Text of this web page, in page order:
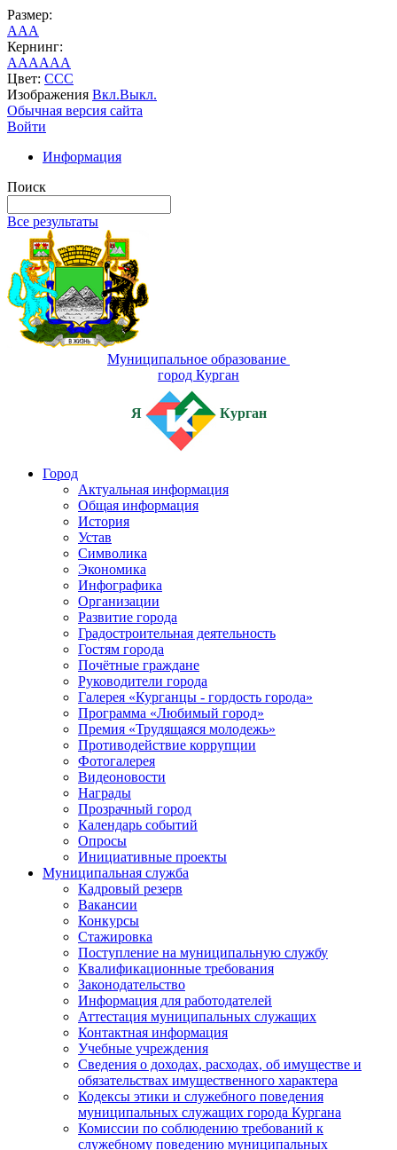
Размер:
AAA
Кернинг:
AAAAAA
Цвет: CCC
Изображения Вкл.Выкл.
Обычная версия сайта
Войти
Информация
Поиск
Все результаты
Муниципальное образование
город Курган
Я Курган
Город
Актуальная информация
Общая информация
История
Устав
Символика
Экономика
Инфографика
Организации
Развитие города
Градостроительная деятельность
Гостям города
Почётные граждане
Руководители города
Галерея «Курганцы - гордость города»
Программа «Любимый город»
Премия «Трудящаяся молодежь»
Противодействие коррупции
Фотогалерея
Видеоновости
Награды
Прозрачный город
Календарь событий
Опросы
Инициативные проекты
Муниципальная служба
Кадровый резерв
Вакансии
Конкурсы
Стажировка
Поступление на муниципальную службу
Квалификационные требования
Законодательство
Информация для работодателей
Аттестация муниципальных служащих
Контактная информация
Учебные учреждения
Сведения о доходах, расходах, об имуществе и
обязательствах имущественного характера
Кодексы этики и служебного поведения
муниципальных служащих города Кургана
Комиссии по соблюдению требований к
служебному поведению муниципальных